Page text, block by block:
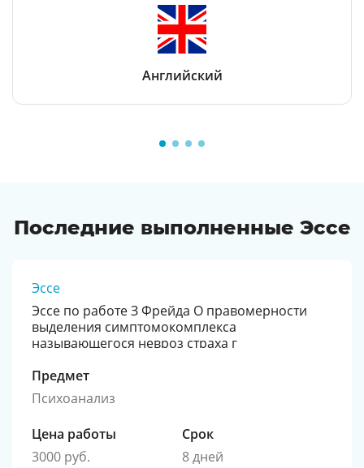
Английский
Последние выполненные Эссе
Эссе
Эссе по работе З Фрейда О правомерности
выделения симптомокомплекса
называющегося невроз страха г
Предмет
Психоанализ
Цена работы
3000 руб.
Срок
8 дней